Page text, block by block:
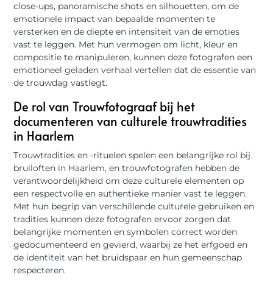
close-ups, panoramische shots en silhouetten, om de
emotionele impact van bepaalde momenten te
versterken en de diepte en intensiteit van de emoties
vast te leggen. Met hun vermogen om licht, kleur en
compositie te manipuleren, kunnen deze fotografen een
emotioneel geladen verhaal vertellen dat de essentie van
de trouwdag vastlegt.
De rol van Trouwfotograaf bij het
documenteren van culturele trouwtradities
in Haarlem
Trouwtradities en -rituelen spelen een belangrijke rol bij
bruiloften in Haarlem, en trouwfotografen hebben de
verantwoordelijkheid om deze culturele elementen op
een respectvolle en authentieke manier vast te leggen.
Met hun begrip van verschillende culturele gebruiken en
tradities kunnen deze fotografen ervoor zorgen dat
belangrijke momenten en symbolen correct worden
gedocumenteerd en gevierd, waarbij ze het erfgoed en
de identiteit van het bruidspaar en hun gemeenschap
respecteren.